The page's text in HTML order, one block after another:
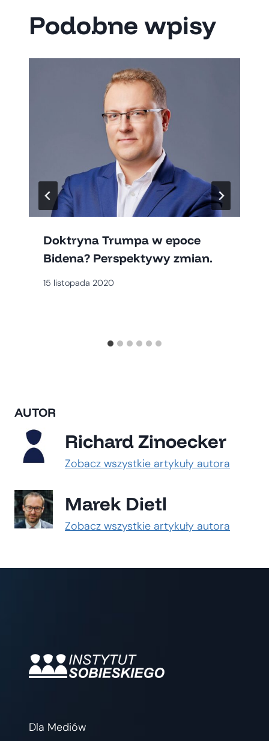
Podobne wpisy
Doktryna Trumpa w epoce
Bidena? Perspektywy zmian.
15 listopada 2020
AUTOR
Richard Zinoecker
Zobacz wszystkie artykuły autora
Marek Dietl
Zobacz wszystkie artykuły autora
Dla Mediów